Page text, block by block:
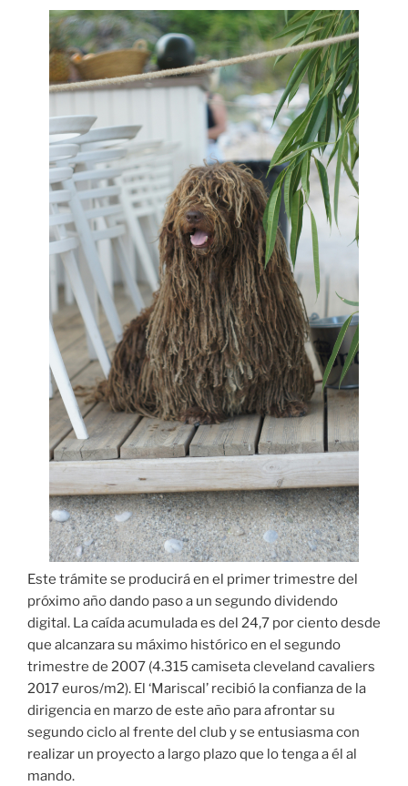
Este trámite se producirá en el primer trimestre del
próximo año dando paso a un segundo dividendo
digital. La caída acumulada es del 24,7 por ciento desde
que alcanzara su máximo histórico en el segundo
trimestre de 2007 (4.315 camiseta cleveland cavaliers
2017 euros/m2). El ‘Mariscal’ recibió la confianza de la
dirigencia en marzo de este año para afrontar su
segundo ciclo al frente del club y se entusiasma con
realizar un proyecto a largo plazo que lo tenga a él al
mando.